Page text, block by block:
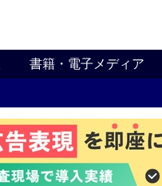
書籍・電子メディア